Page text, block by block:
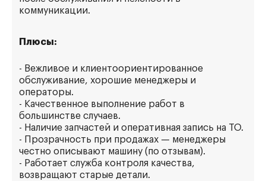
коммуникации.
Плюсы:
- Вежливое и клиентоориентированное
обслуживание, хорошие менеджеры и
операторы.
- Качественное выполнение работ в
большинстве случаев.
- Наличие запчастей и оперативная запись на ТО.
- Прозрачность при продажах — менеджеры
честно описывают машину (по отзывам).
- Работает служба контроля качества,
возвращают старые детали.